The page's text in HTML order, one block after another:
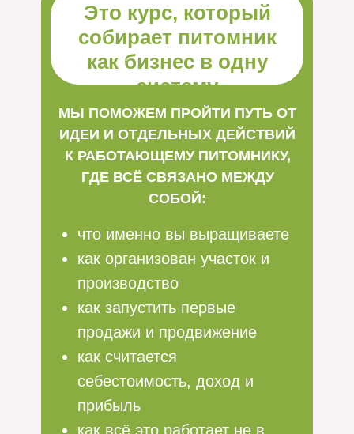
МЫ ПОМОЖЕМ ПРОЙТИ ПУТЬ ОТ
ИДЕИ И ОТДЕЛЬНЫХ ДЕЙСТВИЙ
К РАБОТАЮЩЕМУ ПИТОМНИКУ,
ГДЕ ВСЁ СВЯЗАНО МЕЖДУ
СОБОЙ:
Это курс, который
собирает питомник
как бизнес в одну
систему
что именно вы выращиваете
как организован участок и
производство
как запустить первые
продажи и продвижение
как считается
себестоимость, доход и
прибыль
как всё это работает не в